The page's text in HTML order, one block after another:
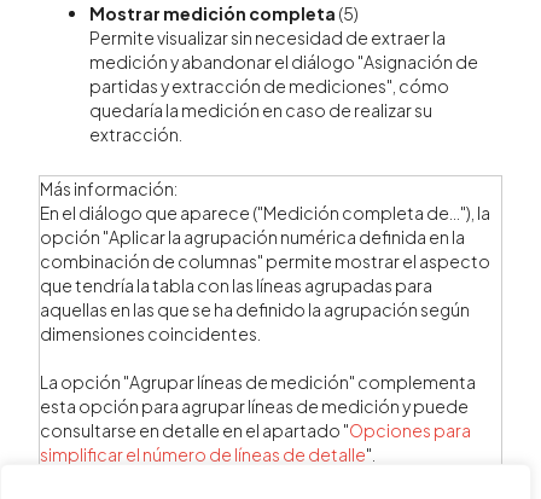
Mostrar medición completa (5)
Permite visualizar sin necesidad de extraer la
medición y abandonar el diálogo "Asignación de
partidas y extracción de mediciones", cómo
quedaría la medición en caso de realizar su
extracción.
Más información:
En el diálogo que aparece ("Medición completa de..."), la
opción "Aplicar la agrupación numérica definida en la
combinación de columnas" permite mostrar el aspecto
que tendría la tabla con las líneas agrupadas para
aquellas en las que se ha definido la agrupación según
dimensiones coincidentes.
La opción "Agrupar líneas de medición" complementa
esta opción para agrupar líneas de medición y puede
consultarse en detalle en el apartado "Opciones para
simplificar el número de líneas de detalle".